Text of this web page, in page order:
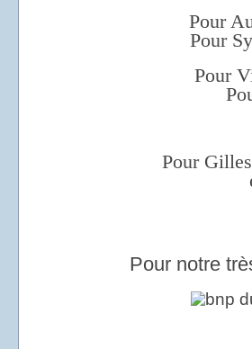
Pour
Pour
Pour
Pour
Pour notre